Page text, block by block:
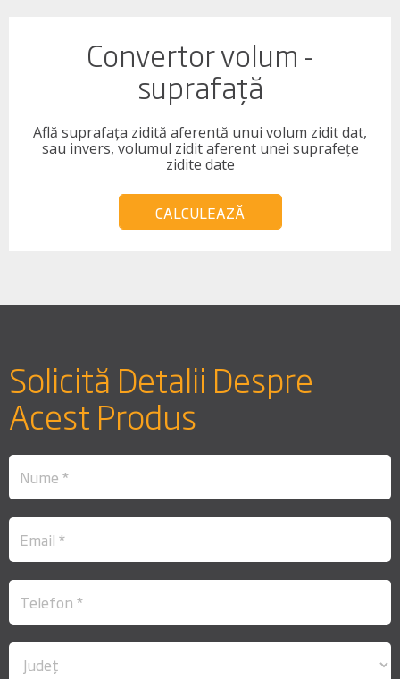
Convertor volum -
suprafață
Află suprafața zidită aferentă unui volum zidit dat,
sau invers, volumul zidit aferent unei suprafețe
zidite date
CALCULEAZĂ
Solicită Detalii Despre
Acest Produs